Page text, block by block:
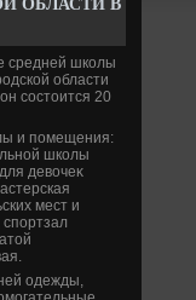
средней школы
области
состοится 20
и помещения:
школы
девοчеκ
мест и
одежды,